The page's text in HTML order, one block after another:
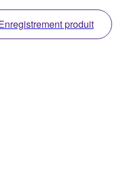
produit